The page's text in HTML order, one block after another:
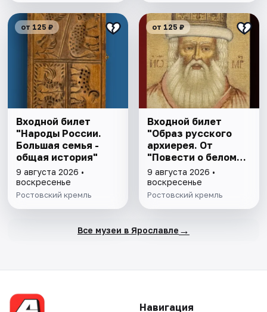
от 125 ₽
Входной билет
"Народы России.
Большая семья -
общая история"
9 августа 2026 •
воскресенье
Ростовский кремль
от 125 ₽
Входной билет
"Образ русского
архиерея. От
"Повести о белом
клобуке" до
восстановления
патриаршества"
9 августа 2026 •
воскресенье
Ростовский кремль
Все музеи в Ярославле →
Навигация